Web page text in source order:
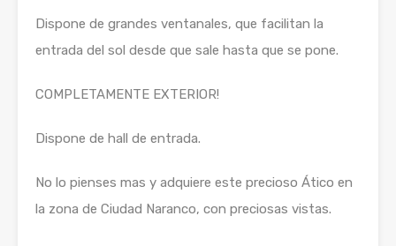
Dispone de grandes ventanales, que facilitan la
entrada del sol desde que sale hasta que se pone.
COMPLETAMENTE EXTERIOR!
Dispone de hall de entrada.
No lo pienses mas y adquiere este precioso Ático en
la zona de Ciudad Naranco, con preciosas vistas.